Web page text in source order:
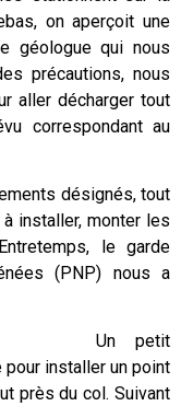
on aperçoit une
géologue qui nous
précautions, nous
aller décharger tout
correspondant au
désignés, tout
installer, monter les
le garde
(PNP) nous a
Un petit
installer un point
près du col. Suivant